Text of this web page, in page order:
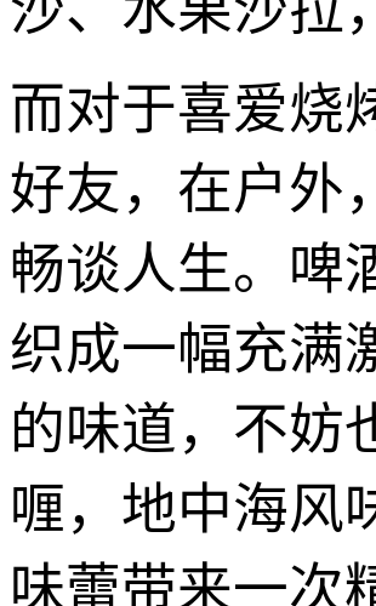
而对于喜爱烧
好友，在户外
畅谈人生。啤
织成一幅充满
的味道，不妨
喱，地中海风
味蕾带来一次